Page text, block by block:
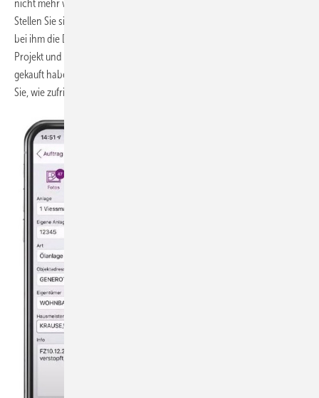
nicht mehr wegzudenken. „Es ist eine
Stellen Sie sich vor, in zehn Jahren ruft ein Kunde an und sagt, dass
bei ihm die Dichtleiste in der Dusche kaputt ist. Ich gehe einfach ins
Projekt und kann sehen, welche Leiste das ist, wo ich sie damals
gekauft habe, und im besten Fall sofort nachbestellen. Was meinen
Sie, wie zufrieden der Kunde dann ist?“